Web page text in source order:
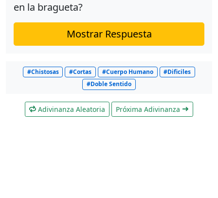
en la bragueta?
Mostrar Respuesta
#Chistosas #Cortas #Cuerpo Humano
#Dificiles
#Doble Sentido
Adivinanza Aleatoria Próxima Adivinanza